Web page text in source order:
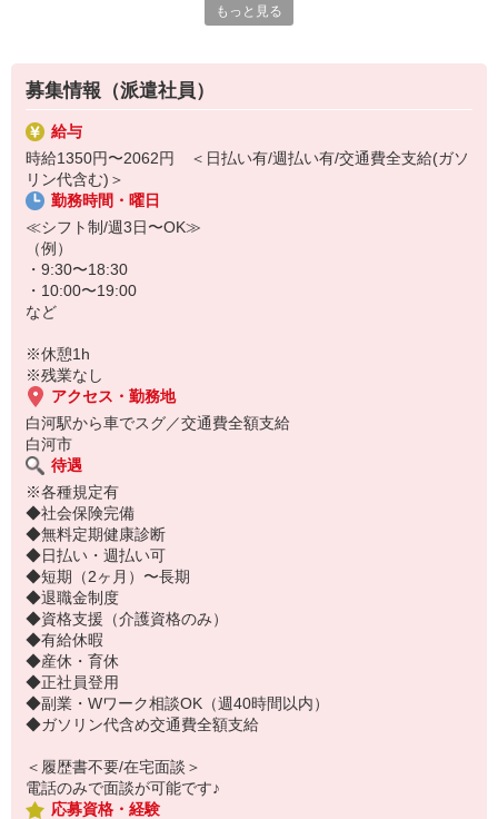
・利用者さんの送迎（できる方のみ）
など
利用者さんにやさしく寄り添うお仕事です♪自分の子どものように接
してあげてください＊子育て経験がある方は培ったノウハウを活か
せます◎
働く時間は日勤帯のみ！プライベートとの両立もラクラクです＊シ
フトの相談も柔軟に対応します！
もっと見る
募集情報（派遣社員）
給与
時給1350円〜2062円 ＜日払い有/週払い有/交通費全支給(ガソ
リン代含む)＞
勤務時間・曜日
≪シフト制/週3日〜OK≫
（例）
・9:30〜18:30
・10:00〜19:00
など
※休憩1h
※残業なし
アクセス・勤務地
白河駅から車でスグ／交通費全額支給
白河市
待遇
※各種規定有
◆社会保険完備
◆無料定期健康診断
◆日払い・週払い可
◆短期（2ヶ月）〜長期
◆退職金制度
◆資格支援（介護資格のみ）
◆有給休暇
◆産休・育休
◆正社員登用
◆副業・Wワーク相談OK（週40時間以内）
◆ガソリン代含め交通費全額支給
＜履歴書不要/在宅面談＞
電話のみで面談が可能です♪
応募資格・経験